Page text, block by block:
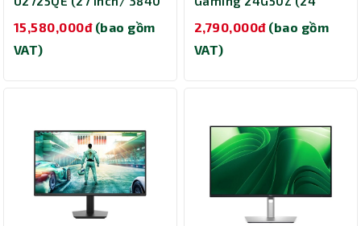
5ms/ 120Hz)
15,580,000đ (bao gồm
VAT)
cd/m2/ 0.3ms/ 260Hz)
2,790,000đ (bao gồm
VAT)